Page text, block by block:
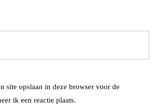
site opslaan in deze browser voor de
ik een reactie plaats.